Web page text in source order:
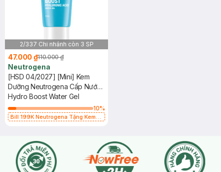
2/337 Chi nhánh còn 3 SP
47.000 ₫110.000 ₫
Neutrogena
[HSD 04/2027] [Mini] Kem
Dưỡng Neutrogena Cấp Nước
Cho Da Dầu 15g
Hydro Boost Water Gel
10%
Bill 199K Neutrogena Tặng Kem